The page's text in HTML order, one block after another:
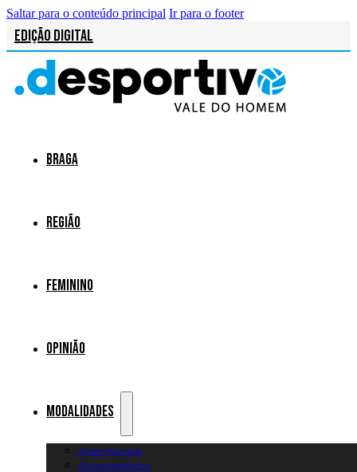
Saltar para o conteúdo principal Ir para o footer
Edição Digital
Braga
Região
Feminino
Opinião
Modalidades
Artes Marciais
Automobilismo